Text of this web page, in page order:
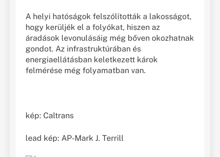
A helyi hatóságok felszólították a lakosságot,
hogy kerüljék el a folyókat, hiszen az
áradások levonulásáig még bőven okozhatnak
gondot. Az infrastruktúrában és
energiaellátásban keletkezett károk
felmérése még folyamatban van.
kép: Caltrans
lead kép: AP-Mark J. Terrill